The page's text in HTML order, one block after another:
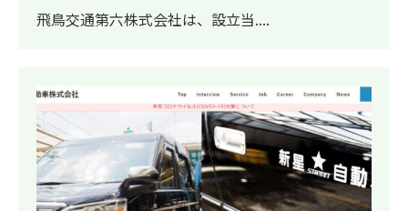
飛鳥交通第六株式会社は、設立当....